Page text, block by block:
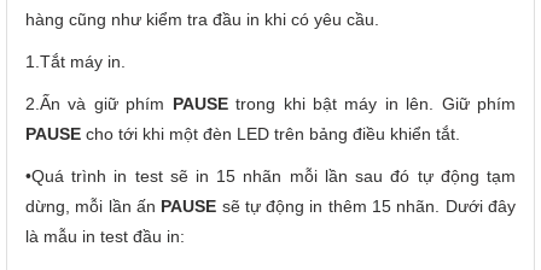
hàng cũng như kiểm tra đầu in khi có yêu cầu.
1.Tắt máy in.
2.Ấn và giữ phím PAUSEtrong khi bật máy in lên. Giữ phím
PAUSE cho tới khi một đèn LED trên bảng điều khiển tắt.
•Quá trình in test sẽ in 15 nhãn mỗi lần sau đó tự động tạm
dừng, mỗi lần ấn PAUSE sẽ tự động in thêm 15 nhãn. Dưới đây
là mẫu in test đầu in: